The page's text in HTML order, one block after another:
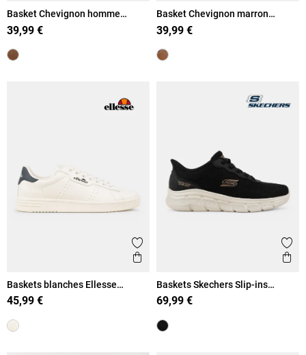
Basket Chevignon homme
marron (41-46)
39,99 €
Basket Chevignon marron
homme (41-46)
39,99 €
Ajouter aux favoris
Aperçu rapide
Baskets blanches Ellesse
homme (40-46)
45,99 €
Baskets Skechers Slip-ins
homme (41-46)
69,99 €